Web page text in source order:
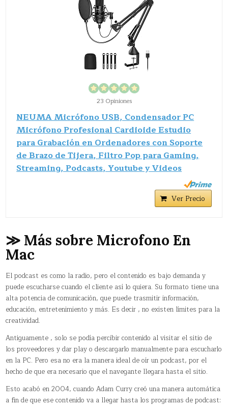
23 Opiniones
NEUMA Micrófono USB, Condensador PC
Micrófono Profesional Cardioide Estudio
para Grabación en Ordenadores con Soporte
de Brazo de Tijera, Filtro Pop para Gaming,
Streaming, Podcasts, Youtube y Videos
Ver Precio
≫ Más sobre Microfono En
Mac
El podcast es como la radio, pero el contenido es bajo demanda y
puede escucharse cuando el cliente así lo quiera. Su formato tiene una
alta potencia de comunicación, que puede trasmitir información,
educación, entretenimiento y más. Es decir , no existen límites para la
creatividad.
Antiguamente , solo se podía percibir contenido al visitar el sitio de
los proveedores y dar play o descargarlo manualmente para escucharlo
en la PC. Pero esa no era la manera ideal de oír un podcast, por el
hecho de que era necesario que el navegante llegara hasta el sitio.
Esto acabó en 2004, cuando Adam Curry creó una manera automática
a fin de que ese contenido va a llegar hasta los programas de podcast: